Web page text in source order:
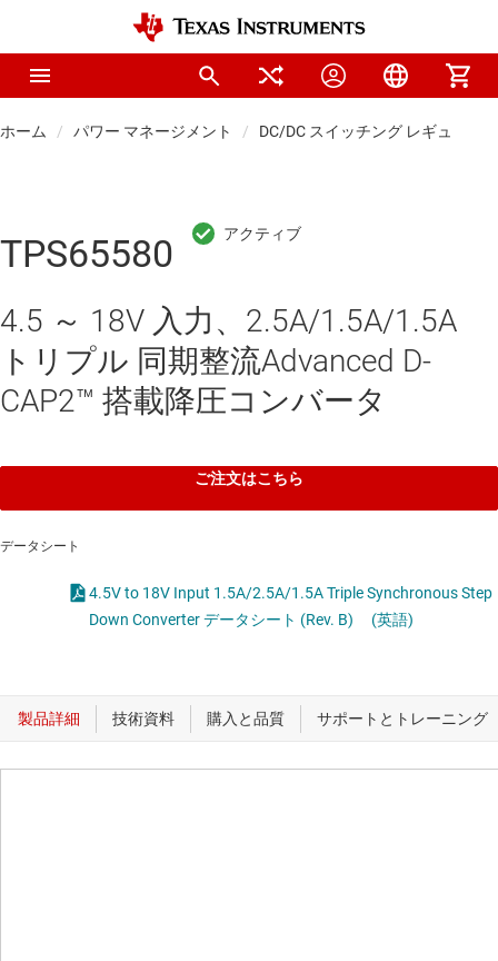
ホーム パワー マネージメント DC/DC スイッチング レギュレータ
TPS65580
4.5 ～ 18V 入力、2.5A/1.5A/1.5A
トリプル 同期整流Advanced D-
CAP2™ 搭載降圧コンバータ
ご注文はこちら
データシート
4.5V to 18V Input 1.5A/2.5A/1.5A Triple Synchronous Step
Down Converter データシート (Rev. B)
(英語)